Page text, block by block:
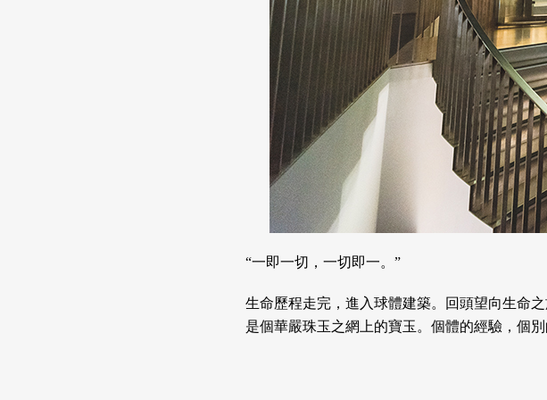
“一即一切，一切即一。”
生命歷程走完，進入球體建築。回頭望向生命
是個華嚴珠玉之網上的寶玉。個體的經驗，個